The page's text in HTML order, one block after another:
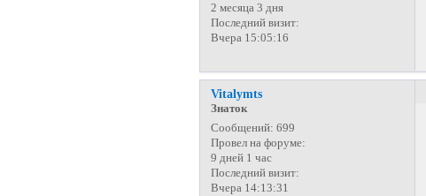
2 месяца 3 дня
Последний визит:
Вчера 15:05:16
Vitalymts
Знаток
Сообщений: 699
Провел на форуме:
9 дней 1 час
Последний визит:
Вчера 14:13:31